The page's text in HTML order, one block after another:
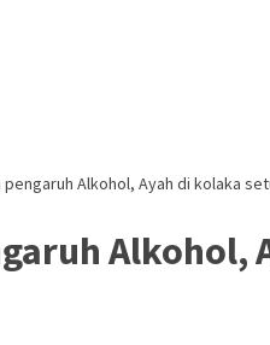
pengaruh Alkohol, Ayah di kolaka
Alkohol,